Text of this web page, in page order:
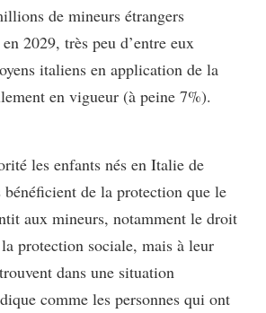
de mineurs étrangers
2029, très peu d’entre eux
italiens en application de la
en vigueur (à peine 7%).
les enfants nés en Italie de
bénéficient de la protection que le
aux mineurs, notamment le droit
protection sociale, mais à leur
dans une situation
comme les personnes qui ont